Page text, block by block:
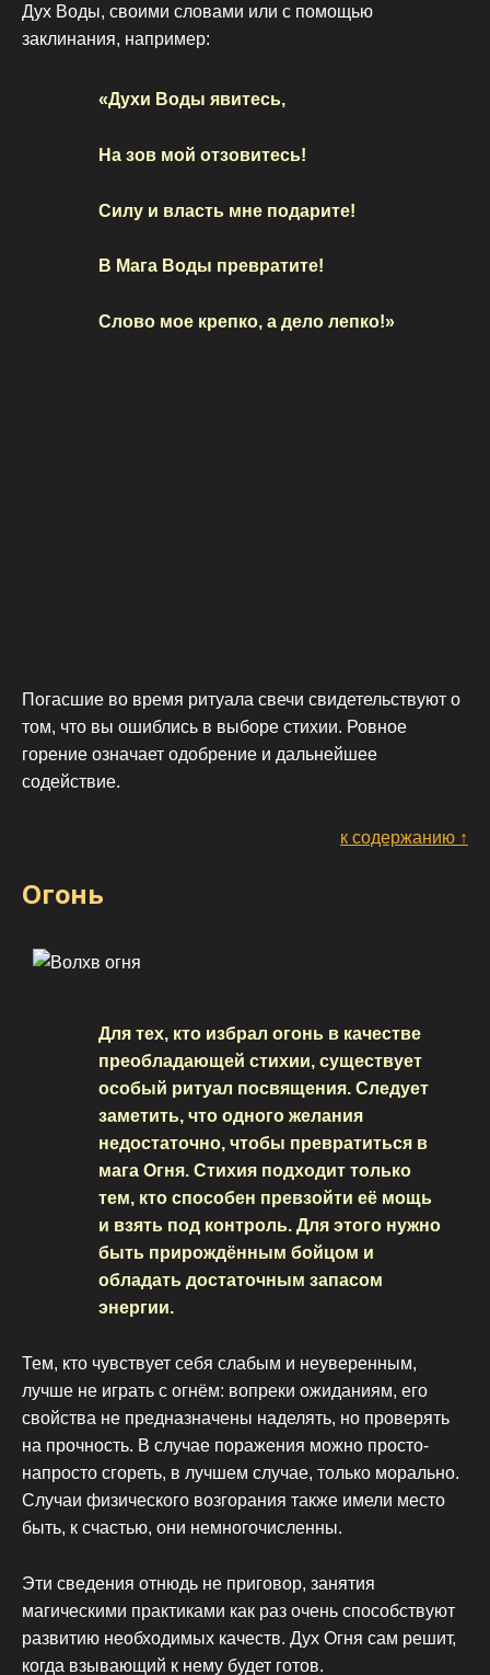
Дух Воды, своими словами или с помощью
заклинания, например:
«Духи Воды явитесь,
На зов мой отзовитесь!
Силу и власть мне подарите!
В Мага Воды превратите!
Слово мое крепко, а дело лепко!»
Погасшие во время ритуала свечи свидетельствуют о
том, что вы ошиблись в выборе стихии. Ровное
горение означает одобрение и дальнейшее
содействие.
к содержанию ↑
Огонь
Для тех, кто избрал огонь в качестве
преобладающей стихии, существует
особый ритуал посвящения. Следует
заметить, что одного желания
недостаточно, чтобы превратиться в
мага Огня. Стихия подходит только
тем, кто способен превзойти её мощь
и взять под контроль. Для этого нужно
быть прирождённым бойцом и
обладать достаточным запасом
энергии.
Тем, кто чувствует себя слабым и неуверенным,
лучше не играть с огнём: вопреки ожиданиям, его
свойства не предназначены наделять, но проверять
на прочность. В случае поражения можно просто-
напросто сгореть, в лучшем случае, только морально.
Случаи физического возгорания также имели место
быть, к счастью, они немногочисленны.
Эти сведения отнюдь не приговор, занятия
магическими практиками как раз очень способствуют
развитию необходимых качеств. Дух Огня сам решит,
когда взывающий к нему будет готов.